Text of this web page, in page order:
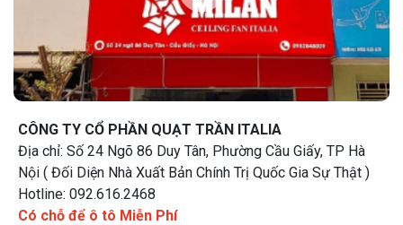
CÔNG TY CỔ PHẦN QUẠT TRẦN ITALIA
Địa chỉ: Số 24 Ngõ 86 Duy Tân, Phường Cầu Giấy, TP Hà
Nội ( Đối Diện Nhà Xuất Bản Chính Trị Quốc Gia Sự Thật )
Hotline: 092.616.2468
Có chỗ để ô tô Miễn Phí